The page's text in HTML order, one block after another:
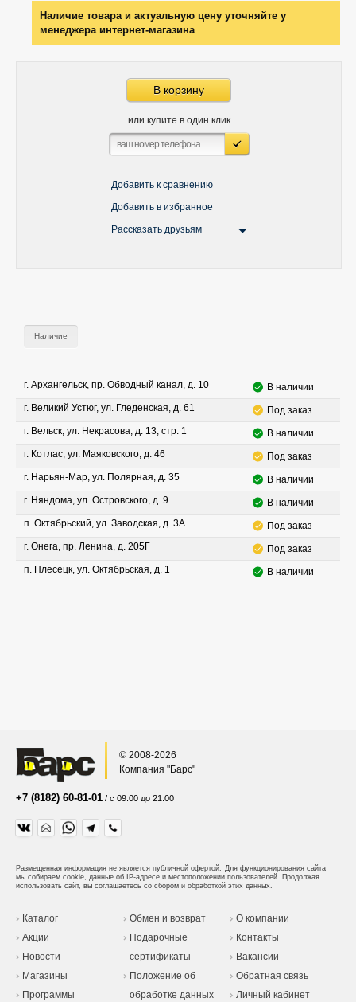
Наличие товара и актуальную цену уточняйте у
менеджера интернет-магазина
В корзину
или купите в один клик
Добавить к сравнению
Добавить в избранное
Рассказать друзьям
Наличие
г. Архангельск, пр. Обводный канал, д. 10
В наличии
г. Великий Устюг, ул. Гледенская, д. 61
Под заказ
г. Вельск, ул. Некрасова, д. 13, стр. 1
В наличии
г. Котлас, ул. Маяковского, д. 46
Под заказ
г. Нарьян-Мар, ул. Полярная, д. 35
В наличии
г. Няндома, ул. Островского, д. 9
В наличии
п. Октябрьский, ул. Заводская, д. 3А
Под заказ
г. Онега, пр. Ленина, д. 205Г
Под заказ
п. Плесецк, ул. Октябрьская, д. 1
В наличии
© 2008-2026
Компания "Барс"
+7 (8182) 60-81-01 / с 09:00 до 21:00
Размещенная информация не является публичной офертой. Для функционирования сайта
мы собираем cookie, данные об IP-адресе и местоположении пользователей. Продолжая
использовать сайт, вы соглашаетесь со сбором и обработкой этих данных.
Каталог
Акции
Новости
Магазины
Программы
Обмен и возврат
Подарочные
сертификаты
Положение об
обработке данных
О компании
Контакты
Вакансии
Обратная связь
Личный кабинет